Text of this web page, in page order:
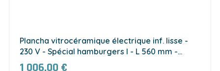
Plancha vitrocéramique électrique inf. lisse -
230 V - Spécial hamburgers I - L 560 mm -
23152S (23152S)
1 006,00 €